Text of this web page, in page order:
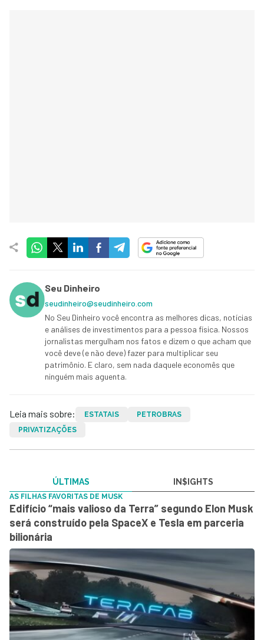
Seu Dinheiro
seudinheiro@seudinheiro.com
No Seu Dinheiro você encontra as melhores dicas, notícias
e análises de investimentos para a pessoa física. Nossos
jornalistas mergulham nos fatos e dizem o que acham que
você deve (e não deve) fazer para multiplicar seu
patrimônio. E claro, sem nada daquele economês que
ninguém mais aguenta.
Leia mais sobre: ESTATAIS
PETROBRAS
PRIVATIZAÇÕES
ÚLTIMAS IN$IGHTS
AS FILHAS FAVORITAS DE MUSK
Edifício “mais valioso da Terra” segundo Elon Musk
será construído pela SpaceX e Tesla em parceria
bilionária